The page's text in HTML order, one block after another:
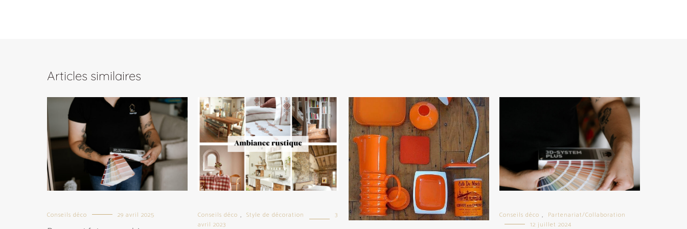
Articles similaires
Conseils déco 29 avril 2025 Conseils déco , Style de décoration
3
avril 2023
Conseils déco ,
Partenariat/Collaboration
12 juillet 2024